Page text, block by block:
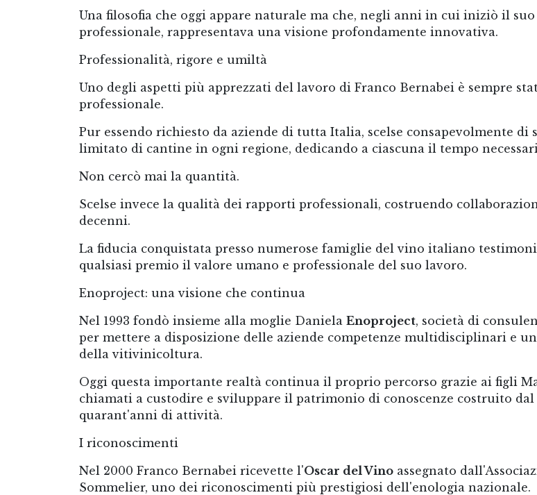
Una filosofia che oggi appare naturale ma che, negli anni in cui iniziò il suo
professionale, rappresentava una visione profondamente innovativa.
Professionalità, rigore e umiltà
Uno degli aspetti più apprezzati del lavoro di Franco Bernabei è sempre
professionale.
Pur essendo richiesto da aziende di tutta Italia, scelse consapevolmente di
limitato di cantine in ogni regione, dedicando a ciascuna il tempo
Non cercò mai la quantità.
Scelse invece la qualità dei rapporti professionali, costruendo
decenni.
La fiducia conquistata presso numerose famiglie del vino italiano
qualsiasi premio il valore umano e professionale del suo lavoro.
Enoproject: una visione che continua
Nel 1993 fondò insieme alla moglie Daniela Enoproject, società di
per mettere a disposizione delle aziende competenze multidisciplinari e
della vitivinicoltura.
Oggi questa importante realtà continua il proprio percorso grazie ai figli
chiamati a custodire e sviluppare il patrimonio di conoscenze costruito
quarant'anni di attività.
I riconoscimenti
Nel 2000 Franco Bernabei ricevette l'Oscar del Vino assegnato
Sommelier, uno dei riconoscimenti più prestigiosi dell'enologia nazionale.